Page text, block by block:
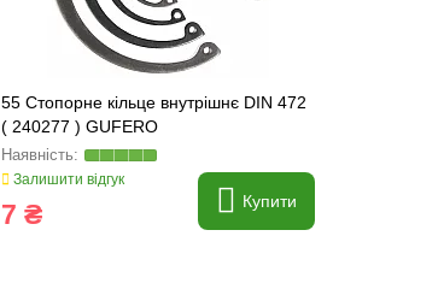
55 Стопорне кільце внутрішнє DIN 472
( 240277 ) GUFERO
Залишити відгук
7 ₴ Купити